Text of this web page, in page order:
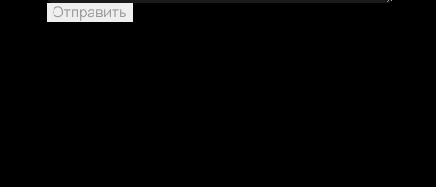
Отправить